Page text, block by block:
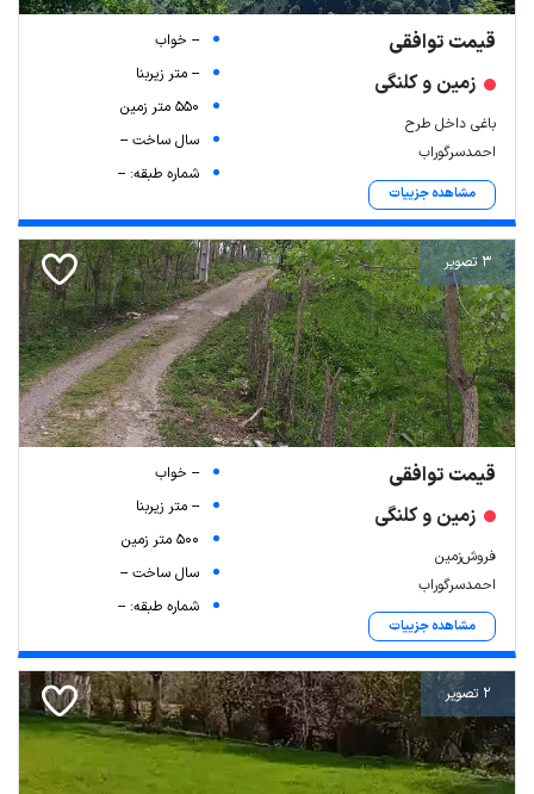
قیمت توافقی
زمین و کلنگی
باغی داخل طرح
احمدسرگوراب
مشاهده جزییات
-- خواب
-- متر زیربنا
550 متر زمین
سال ساخت --
شماره طبقه: --
3 تصویر
قیمت توافقی
زمین و کلنگی
فروش‌زمین
احمدسرگوراب
مشاهده جزییات
-- خواب
-- متر زیربنا
500 متر زمین
سال ساخت --
شماره طبقه: --
2 تصویر